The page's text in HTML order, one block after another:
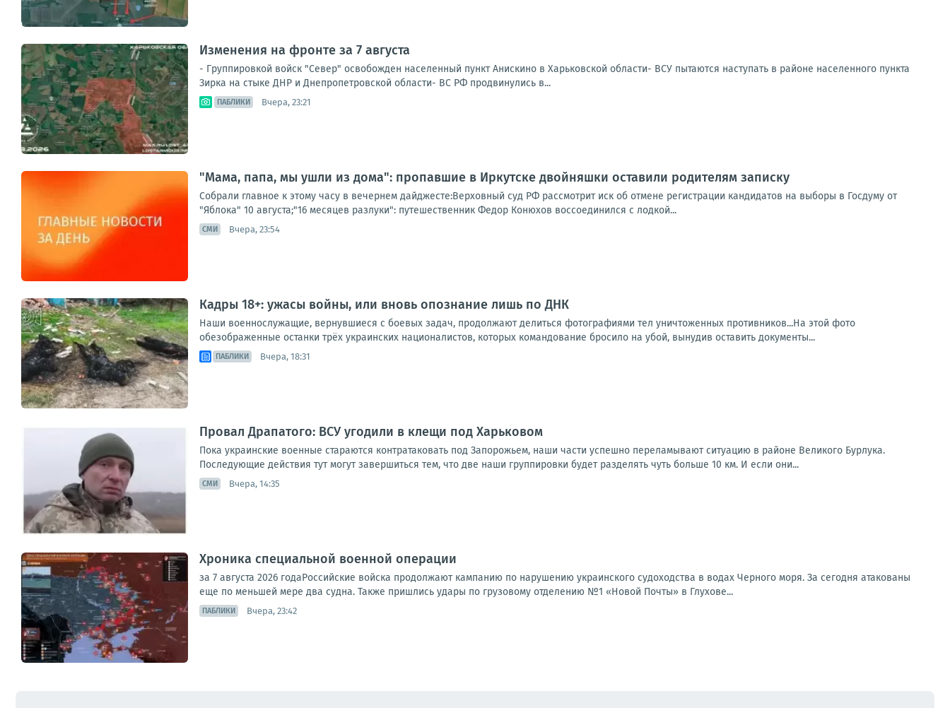
Изменения на фронте за 7 августа
- Группировкой войск "Север" освобожден населенный пункт Анискино в Харьковской области- ВСУ пытаются наступать в районе населенного пункта
Зирка на стыке ДНР и Днепропетровской области- ВС РФ продвинулись в...
ПАБЛИКИ Вчера, 23:21
"Мама, папа, мы ушли из дома": пропавшие в Иркутске двойняшки оставили родителям записку
Собрали главное к этому часу в вечернем дайджесте:Верховный суд РФ рассмотрит иск об отмене регистрации кандидатов на выборы в Госдуму от
"Яблока" 10 августа;"16 месяцев разлуки": путешественник Федор Конюхов воссоединился с лодкой...
СМИ Вчера, 23:54
Кадры 18+: ужасы войны, или вновь опознание лишь по ДНК
Наши военнослужащие, вернувшиеся с боевых задач, продолжают делиться фотографиями тел уничтоженных противников...На этой фото
обезображенные останки трёх украинских националистов, которых командование бросило на убой, вынудив оставить документы...
ПАБЛИКИ Вчера, 18:31
Провал Драпатого: ВСУ угодили в клещи под Харьковом
Пока украинские военные стараются контратаковать под Запорожьем, наши части успешно переламывают ситуацию в районе Великого Бурлука.
Последующие действия тут могут завершиться тем, что две наши группировки будет разделять чуть больше 10 км. И если они...
СМИ Вчера, 14:35
Хроника специальной военной операции
за 7 августа 2026 годаРоссийские войска продолжают кампанию по нарушению украинского судоходства в водах Черного моря. За сегодня атакованы
еще по меньшей мере два судна. Также пришлись удары по грузовому отделению №1 «Новой Почты» в Глухове...
ПАБЛИКИ Вчера, 23:42